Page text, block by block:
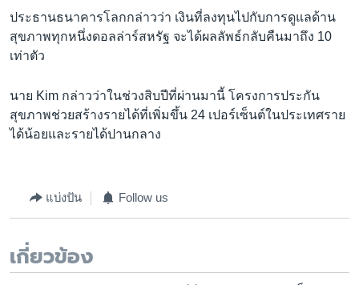
ประธานธนาคารโลกกล่าวว่า เงินที่ลงทุนไปกับการดูแลด้าน
สุขภาพทุกหนึ่งดอลล่าร์สหรัฐ จะได้ผลลัพธ์กลับคืนมาถึง 10
เท่าตัว
นาย Kim กล่าวว่าในช่วงสิบปีที่ผ่านมานี้ โครงการประกัน
สุขภาพช่วยสร้างรายได้ที่เพิ่มขึ้น 24 เปอร์เซ็นต์ในประเทศราย
ได้น้อยและรายได้ปานกลาง
แบ่งปัน Follow us
เกี่ยวข้อง